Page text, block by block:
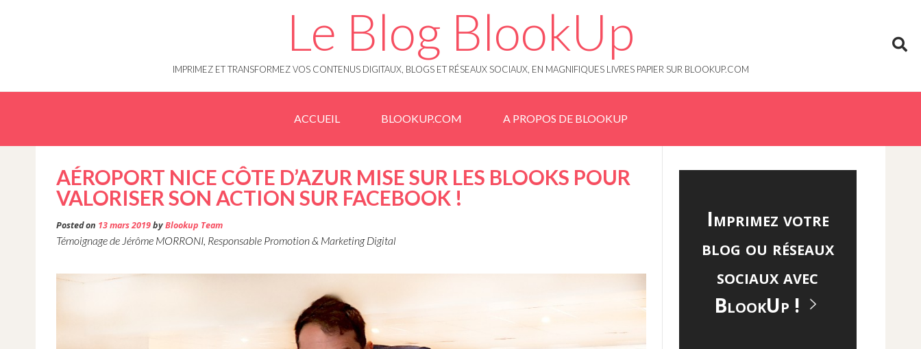
Le Blog BlookUp
IMPRIMEZ ET TRANSFORMEZ VOS CONTENUS DIGITAUX, BLOGS ET RÉSEAUX SOCIAUX, EN MAGNIFIQUES LIVRES PAPIER SUR BLOOKUP.COM
ACCUEIL BLOOKUP.COM A PROPOS DE BLOOKUP
AÉROPORT NICE CÔTE D’AZUR MISE SUR LES BLOOKS POUR
VALORISER SON ACTION SUR FACEBOOK !
Posted on 13 mars 2019byBlookup Team
Témoignage de Jérôme MORRONI, Responsable Promotion & Marketing Digital
Imprimez votre
blog ou réseaux
sociaux avec
BlookUp !